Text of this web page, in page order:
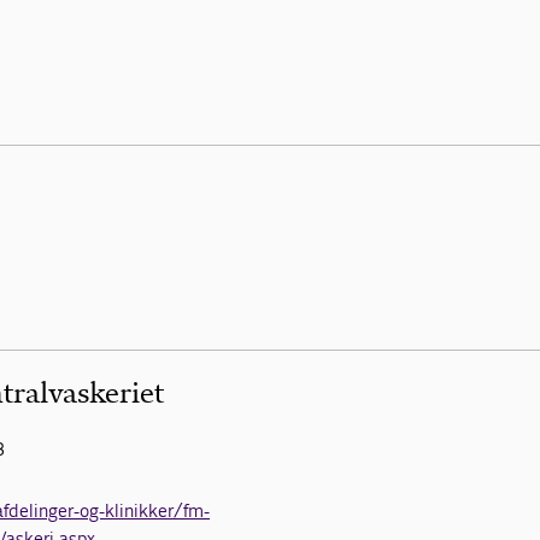
og-klinikker/fm-